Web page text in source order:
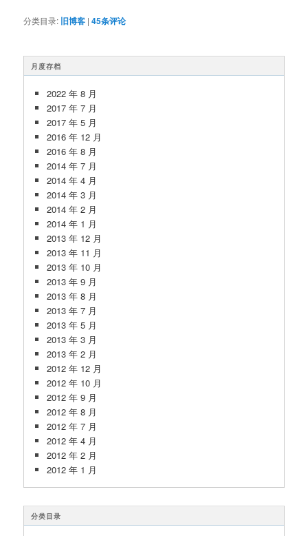
分类目录: 旧博客 |45条评论
月度存档
2022 年 8 月
2017 年 7 月
2017 年 5 月
2016 年 12 月
2016 年 8 月
2014 年 7 月
2014 年 4 月
2014 年 3 月
2014 年 2 月
2014 年 1 月
2013 年 12 月
2013 年 11 月
2013 年 10 月
2013 年 9 月
2013 年 8 月
2013 年 7 月
2013 年 5 月
2013 年 3 月
2013 年 2 月
2012 年 12 月
2012 年 10 月
2012 年 9 月
2012 年 8 月
2012 年 7 月
2012 年 4 月
2012 年 2 月
2012 年 1 月
分类目录